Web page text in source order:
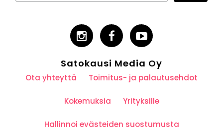
Satokausi Media Oy
Ota yhteyttä Toimitus- ja palautusehdot
Kokemuksia Yrityksille
Hallinnoi evästeiden suostumusta